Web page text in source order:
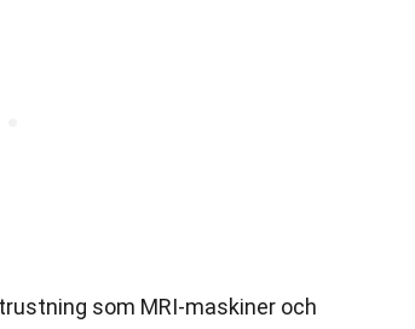
som MRI-maskiner och